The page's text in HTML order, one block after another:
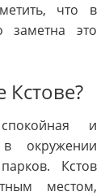
что в
заметна это
Кстове?
и
окружении
Кстов
местом,